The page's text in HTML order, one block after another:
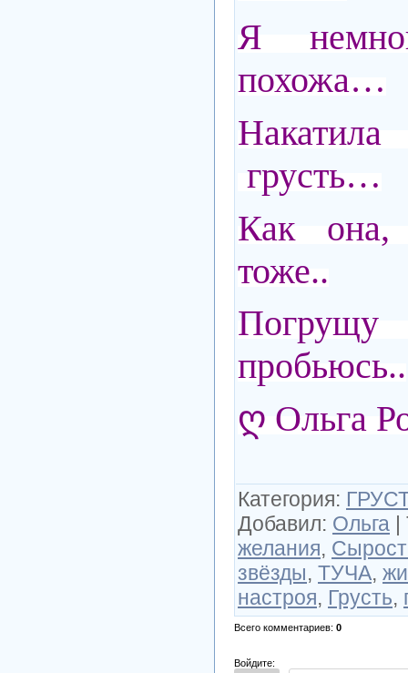
Я
похожа…
грусть…
Как
тоже..
пробьюсь..
ღ Ольга
Категория:
Добавил: Ольга |
желания,
звёзды, ТУЧА,
настроя, Грусть,
Всего комментариев: 0
Войдите: